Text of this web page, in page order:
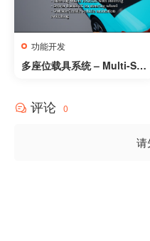
功能开发
多座位载具系统 – Multi-Sea
评论 0
请